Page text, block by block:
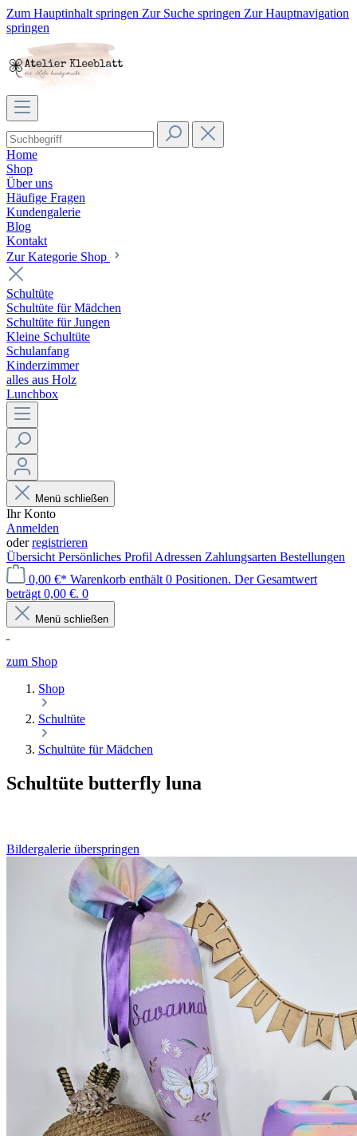
Zum Hauptinhalt springen Zur Suche springen Zur Hauptnavigation
springen
Home
Shop
Über uns
Häufige Fragen
Kundengalerie
Blog
Kontakt
Zur Kategorie Shop
Schultüte
Schultüte für Mädchen
Schultüte für Jungen
Kleine Schultüte
Schulanfang
Kinderzimmer
alles aus Holz
Lunchbox
Menü schließen
Ihr Konto
Anmelden
oderregistrieren
Übersicht Persönliches Profil Adressen Zahlungsarten Bestellungen
0,00 €* Warenkorb enthält 0 Positionen. Der Gesamtwert
beträgt 0,00 €. 0
Menü schließen
zum Shop
Shop
Schultüte
Schultüte für Mädchen
Schultüte butterfly luna
Bildergalerie überspringen